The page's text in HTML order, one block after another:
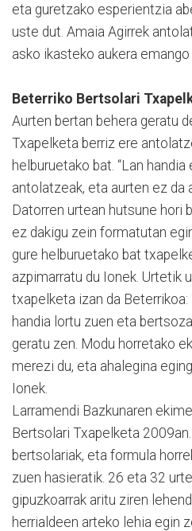
eta guretzako esperientzia
uste dut. Amaia Agirrek
asko ikasteko aukera
Beterriko Bertsolari
Aurten bertan behera geratu
Txapelketa berriz ere
helburuetako bat. “Lan
antolatzeak, eta aurten ez da
Datorren urtean hutsune hori
ez dakigu zein formatutan
gure helburuetako bat
azpimarratu du Ionek. Urtetik
txapelketa izan da Beterrikoa:
handia lortu zuen eta
geratu zen. Modu horretako
merezi du, eta ahalegina
Ionek.
Larramendi Bazkunaren
Bertsolari Txapelketa
bertsolariak, eta formula
zuen hasieratik. 26 eta 32
gipuzkoarrak aritu ziren
herrialdeen arteko lehia egin